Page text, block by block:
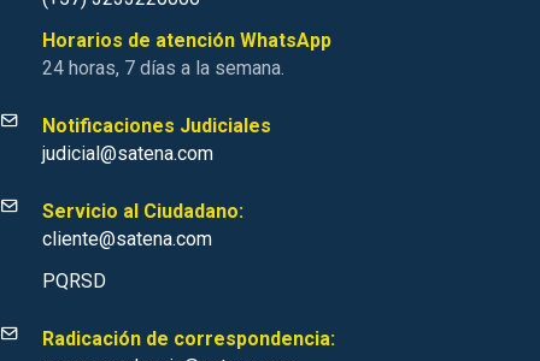
Horarios de atención WhatsApp
24 horas, 7 días a la semana.
Notificaciones Judiciales
judicial@satena.com
Servicio al Ciudadano:
cliente@satena.com
PQRSD
Radicación de correspondencia: